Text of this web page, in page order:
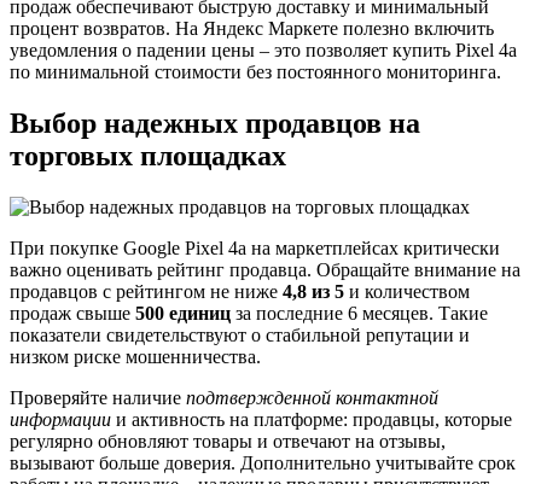
продаж обеспечивают быструю доставку и минимальный
процент возвратов. На Яндекс Маркете полезно включить
уведомления о падении цены – это позволяет купить Pixel 4a
по минимальной стоимости без постоянного мониторинга.
Выбор надежных продавцов на
торговых площадках
При покупке Google Pixel 4a на маркетплейсах критически
важно оценивать рейтинг продавца. Обращайте внимание на
продавцов с рейтингом не ниже 4,8 из 5 и количеством
продаж свыше 500 единиц за последние 6 месяцев. Такие
показатели свидетельствуют о стабильной репутации и
низком риске мошенничества.
Проверяйте наличие подтвержденной контактной
информации и активность на платформе: продавцы, которые
регулярно обновляют товары и отвечают на отзывы,
вызывают больше доверия. Дополнительно учитывайте срок